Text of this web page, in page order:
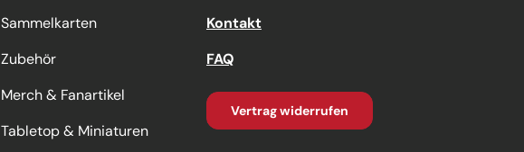
Sammelkarten
Zubehör
Merch & Fanartikel
Tabletop & Miniaturen
Kontakt
FAQ
Vertrag widerrufen